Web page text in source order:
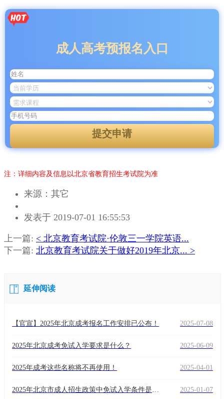
成人高考预报名入口
提交申请
注：详细内容及信息以北京省教育招生考试院为准
来源：其它
者：
老
师
发表于 2019-07-01 16:55:53
上一篇: < 北京教育考试院·伦敦三一学院英语...
下一篇: 北京教育考试院关于做好2019年北京... >
延伸阅读
【官宣】2025年北京成考报名工作安排已公布！ 2025-07-08
2025年北京成考免试入学要求是什么？ 2025-06-09
2025年成考这些名称将不再使用！ 2025-04-01
2025年北京市成人招生政策中免试入学条件是什
2025-01-07